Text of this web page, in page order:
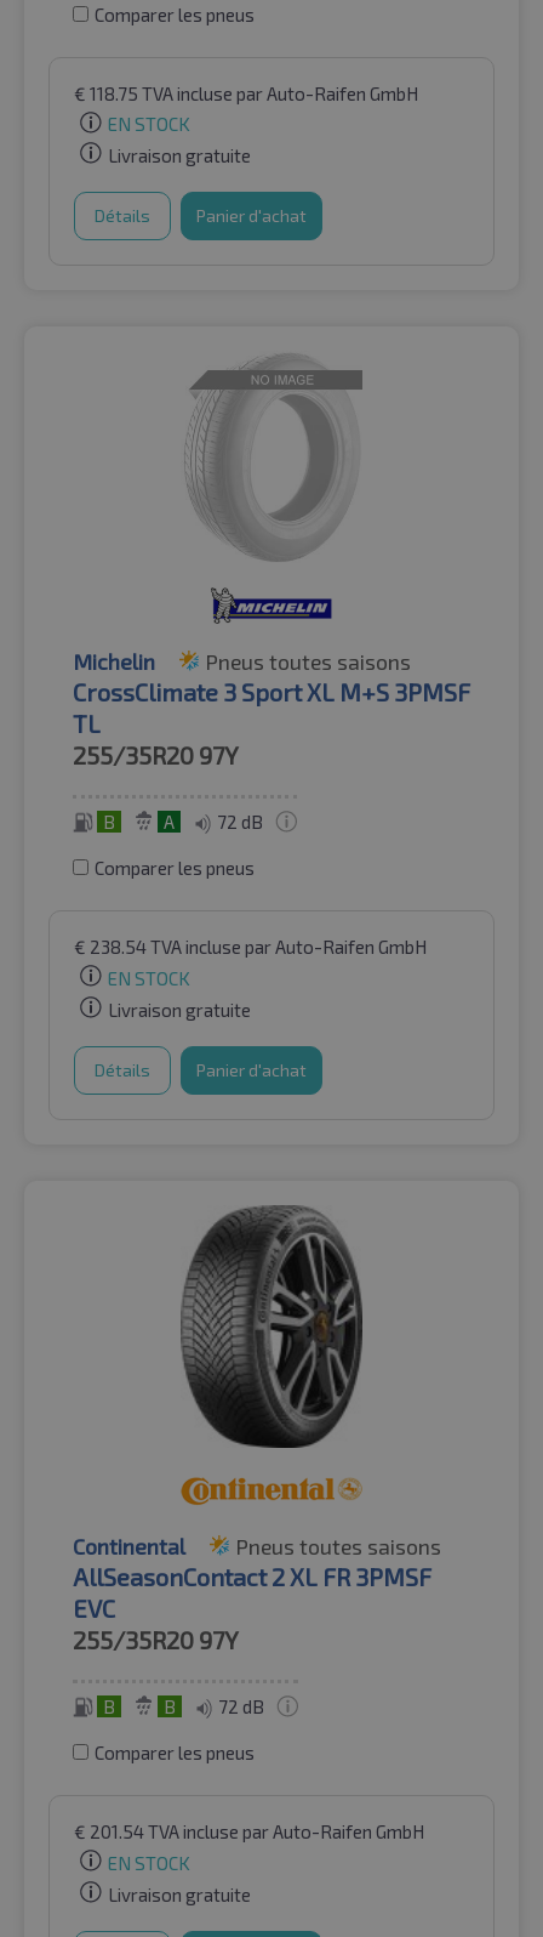
Comparer les pneus
€ 118.75 TVA incluse par Auto-Raifen GmbH
EN STOCK
Livraison gratuite
Détails Panier d'achat
Michelin Pneus toutes saisons
CrossClimate 3 Sport XL M+S 3PMSF
TL
255/35R20 97Y
B A 72 dB
Comparer les pneus
€ 238.54TVA incluse par Auto-Raifen GmbH
EN STOCK
Livraison gratuite
Détails Panier d'achat
Continental Pneus toutes saisons
AllSeasonContact 2 XL FR 3PMSF
EVC
255/35R20 97Y
B B 72 dB
Comparer les pneus
€ 201.54TVA incluse par Auto-Raifen GmbH
EN STOCK
Livraison gratuite